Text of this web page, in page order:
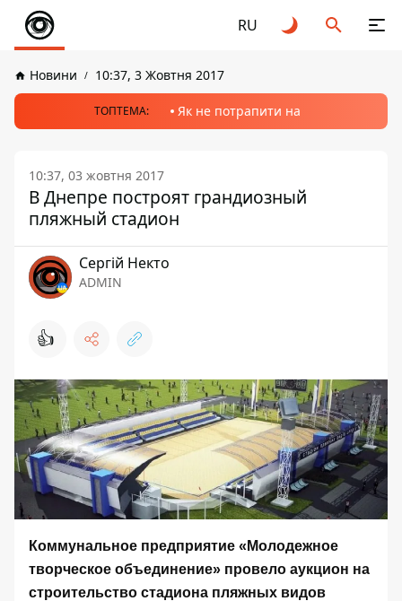
RU
Новини 10:37, 3 Жовтня 2017
ТОПТЕМА: Як не потрапити на
10:37, 03 жовтня 2017
В Днепре построят грандиозный
пляжный стадион
Сергій Некто
ADMIN
👍
Коммунальное предприятие «Молодежное
творческое объединение» провело аукцион на
строительство стадиона пляжных видов